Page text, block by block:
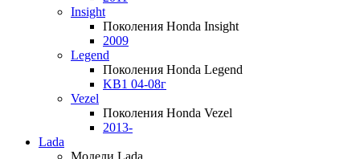
Insight
Поколения Honda Insight
2009
Legend
Поколения Honda Legend
KB1 04-08г
Vezel
Поколения Honda Vezel
2013-
Lada
Модели Lada